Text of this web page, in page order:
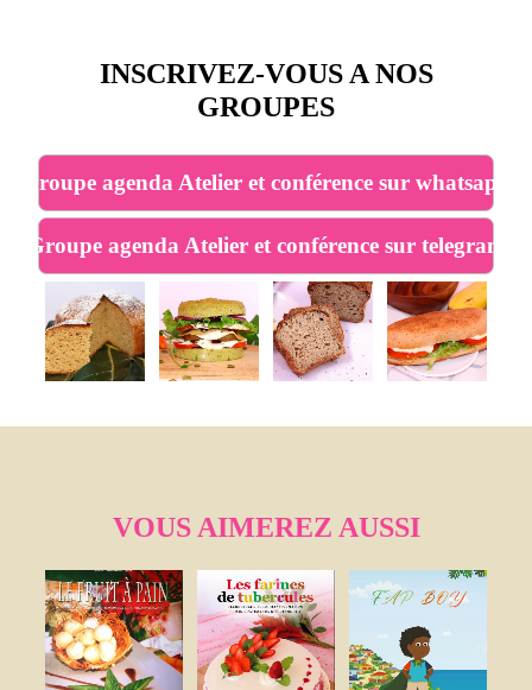
INSCRIVEZ-VOUS A NOS
GROUPES
Groupe agenda Atelier et conférence sur whatsapp
Groupe agenda Atelier et conférence sur telegram
VOUS AIMEREZ AUSSI